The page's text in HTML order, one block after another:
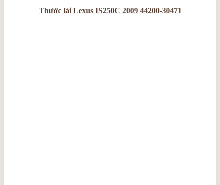
Thước lái Lexus IS250C 2009 44200-30471